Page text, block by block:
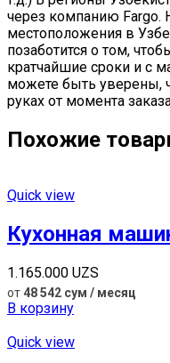
через компанию Fargo.
местоположения в
позаботится о том,
кратчайшие сроки и с
можете быть уверены,
руках от момента
Похожие
Quick view
Кухонная
1.165.000 UZS
от48 542 сум / месяц
В корзину
Quick view